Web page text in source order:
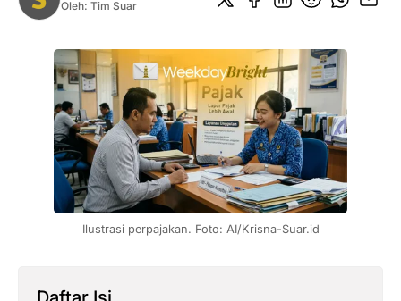
Oleh: Tim Suar
Ilustrasi perpajakan. Foto: AI/Krisna-Suar.id